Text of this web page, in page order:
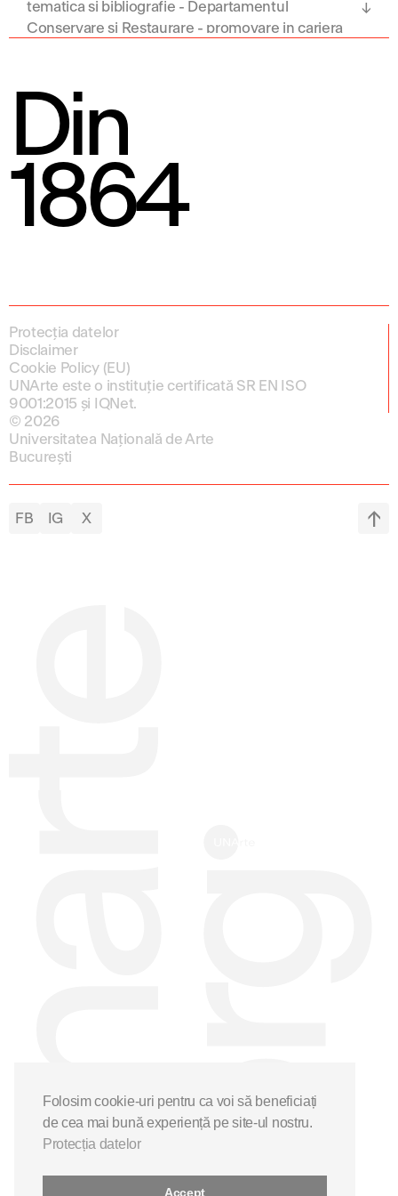
tematica si bibliografie - Departamentul
Conservare și Restaurare - promovare in cariera
Din
1864
Protecția datelor
Disclaimer
Cookie Policy (EU)
UNArte este o instituție certificată SR EN ISO
9001:2015 și IQNet.
© 2026
Universitatea Națională de Arte
București
FB IG X
Folosim cookie-uri pentru ca voi să beneficiați
de cea mai bună experiență pe site-ul nostru.
Protecția datelor
Accept